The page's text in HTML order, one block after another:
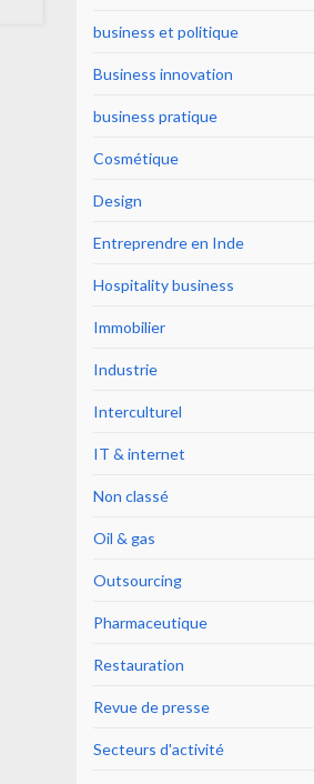
business et politique
Business innovation
business pratique
Cosmétique
Design
Entreprendre en Inde
Hospitality business
Immobilier
Industrie
Interculturel
IT & internet
Non classé
Oil & gas
Outsourcing
Pharmaceutique
Restauration
Revue de presse
Secteurs d'activité